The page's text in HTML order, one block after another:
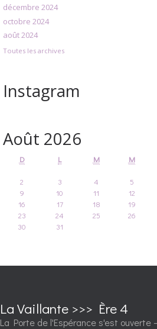
décembre 2024
octobre 2024
août 2024
Toutes les archives
Instagram
Août 2026
D L M M
2
3 4 5
9
10 11 12
16
17 18 19
23
24 25 26
30
31
La Vaillante >>> Ère 4
La Porte de l'Espérance s'est ouverte